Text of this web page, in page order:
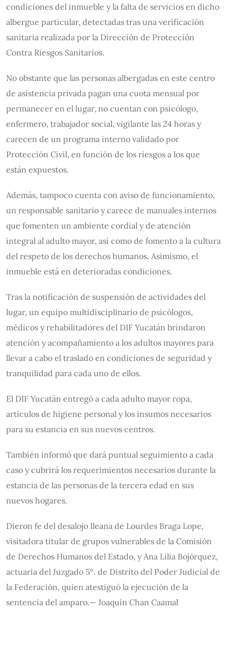
condiciones del inmueble y la falta de servicios en dicho
albergue particular, detectadas tras una verificación
sanitaria realizada por la Dirección de Protección
Contra Riesgos Sanitarios.
No obstante que las personas albergadas en este centro
de asistencia privada pagan una cuota mensual por
permanecer en el lugar, no cuentan con psicólogo,
enfermero, trabajador social, vigilante las 24 horas y
carecen de un programa interno validado por
Protección Civil, en función de los riesgos a los que
están expuestos.
Además, tampoco cuenta con aviso de funcionamiento,
un responsable sanitario y carece de manuales internos
que fomenten un ambiente cordial y de atención
integral al adulto mayor, así como de fomento a la cultura
del respeto de los derechos humanos. Asimismo, el
inmueble está en deterioradas condiciones.
Tras la notificación de suspensión de actividades del
lugar, un equipo multidisciplinario de psicólogos,
médicos y rehabilitadores del DIF Yucatán brindaron
atención y acompañamiento a los adultos mayores para
llevar a cabo el traslado en condiciones de seguridad y
tranquilidad para cada uno de ellos.
El DIF Yucatán entregó a cada adulto mayor ropa,
artículos de higiene personal y los insumos necesarios
para su estancia en sus nuevos centros.
También informó que dará puntual seguimiento a cada
caso y cubrirá los requerimientos necesarios durante la
estancia de las personas de la tercera edad en sus
nuevos hogares.
Dieron fe del desalojo Ileana de Lourdes Braga Lope,
visitadora titular de grupos vulnerables de la Comisión
de Derechos Humanos del Estado, y Ana Lilia Bojórquez,
actuaria del Juzgado 5º. de Distrito del Poder Judicial de
la Federación, quien atestiguó la ejecución de la
sentencia del amparo.— Joaquín Chan Caamal